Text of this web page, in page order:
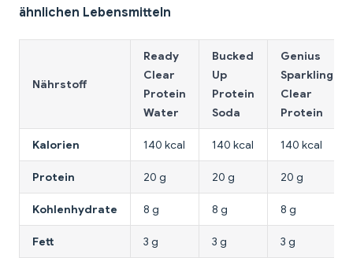
ähnlichen Lebensmitteln
Nährstoff
Ready
Clear
Protein
Water
Bucked
Up
Protein
Soda
Genius
Sparkling
Clear
Protein
Kalorien 140 kcal 140 kcal 140 kcal
Protein 20 g 20 g 20 g
Kohlenhydrate 8 g 8 g 8 g
Fett 3 g 3 g 3 g